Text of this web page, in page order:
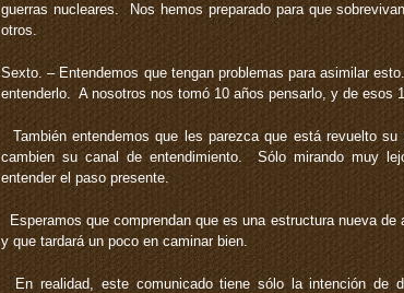
guerras nucleares. Nos hemos preparado para que
otros.
Sexto. – Entendemos que tengan problemas para asimilar
entenderlo. A nosotros nos tomó 10 años pensarlo, y de esos
También entendemos que les parezca que está revuelto
cambien su canal de entendimiento. Sólo mirando muy
entender el paso presente.
Esperamos que comprendan que es una estructura nueva
y que tardará un poco en caminar bien.
En realidad, este comunicado tiene sólo la intención de